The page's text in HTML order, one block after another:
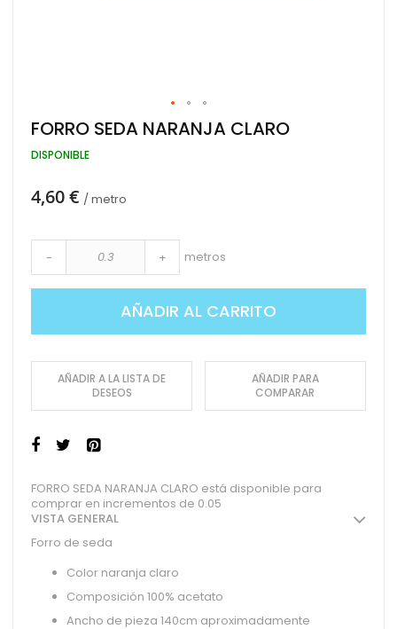
Saltar
al
comienzo
galería
FORRO SEDA NARANJA CLARO
DISPONIBLE
4,60 € / metro
- + metros
AÑADIR AL CARRITO
AÑADIR A LA LISTA DE
DESEOS
AÑADIR PARA
COMPARAR
FORRO SEDA NARANJA CLARO está disponible para
comprar en incrementos de 0.05
VISTA GENERAL
Forro de seda
Color naranja claro
Composición 100% acetato
Ancho de pieza 140cm aproximadamente